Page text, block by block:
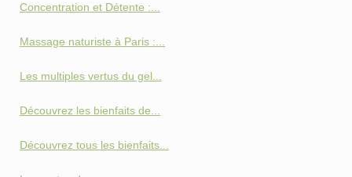
Concentration et Détente :...
Massage naturiste à Paris :...
Les multiples vertus du gel...
Découvrez les bienfaits de...
Découvrez tous les bienfaits...